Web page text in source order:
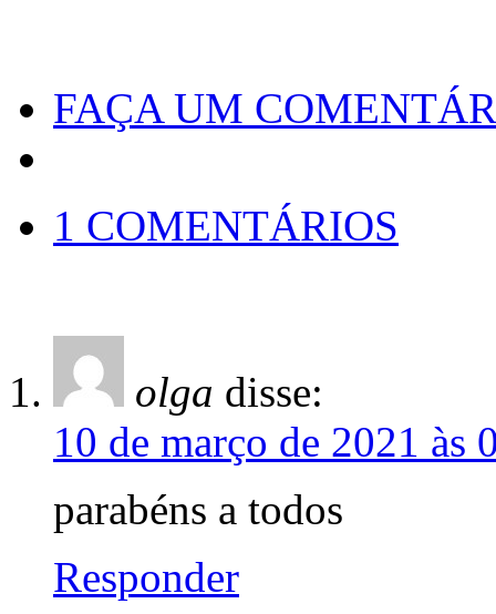
FAÇA UM
1 COMENTÁRIOS
olga disse:
10 de março de 2021 às
parabéns a todos
Responder